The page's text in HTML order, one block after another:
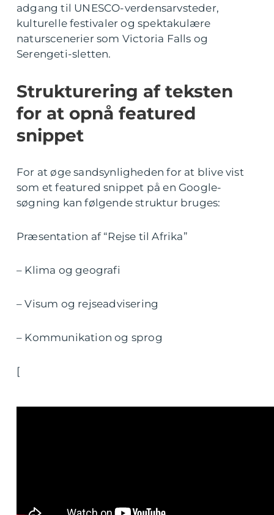
adgang til UNESCO-verdensarvsteder,
kulturelle festivaler og spektakulære
naturscenerier som Victoria Falls og
Serengeti-sletten.
Strukturering af teksten
for at opnå featured
snippet
For at øge sandsynligheden for at blive vist
som et featured snippet på en Google-
søgning kan følgende struktur bruges:
Præsentation af “Rejse til Afrika”
– Klima og geografi
– Visum og rejseadvisering
– Kommunikation og sprog
[